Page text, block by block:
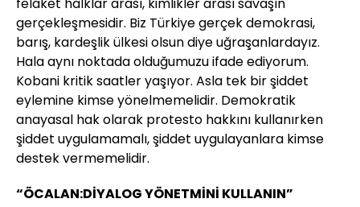
gerçekleşmesidir. Biz Türkiye gerçek demokrasi,
barış, kardeşlik ülkesi olsun diye uğraşanlardayız.
Hala aynı noktada olduğumuzu ifade ediyorum.
Kobani kritik saatler yaşıyor. Asla tek bir şiddet
eylemine kimse yönelmemelidir. Demokratik
anayasal hak olarak protesto hakkını kullanırken
şiddet uygulamamalı, şiddet uygulayanlara kimse
destek vermemelidir.
“ÖCALAN:DİYALOG YÖNETMİNİ KULLANIN”